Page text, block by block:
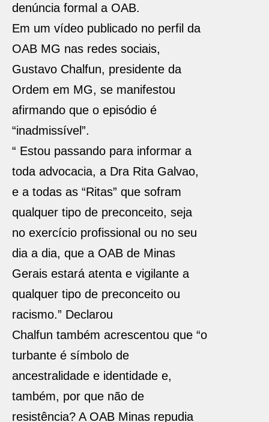
denúncia formal a OAB.
Em um vídeo publicado no perfil da
OAB MG nas redes sociais,
Gustavo Chalfun, presidente da
Ordem em MG, se manifestou
afirmando que o episódio é
“inadmissível”.
“ Estou passando para informar a
toda advocacia, a Dra Rita Galvao,
e a todas as “Ritas” que sofram
qualquer tipo de preconceito, seja
no exercício profissional ou no seu
dia a dia, que a OAB de Minas
Gerais estará atenta e vigilante a
qualquer tipo de preconceito ou
racismo.” Declarou
Chalfun também acrescentou que “o
turbante é símbolo de
ancestralidade e identidade e,
também, por que não de
resistência? A OAB Minas repudia